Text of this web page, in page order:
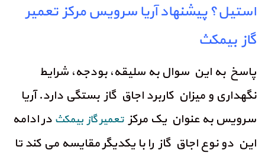
استیل؟ پیشنهاد آریا سرویس مرکز تعمیر
گاز بیمکث
پاسخ به این سوال به سلیقه، بودجه، شرایط
نگهداری و میزان کاربرد اجاق گاز بستگی دارد. آریا
سرویس به عنوان یک مرکزتعمیر گاز بیمکث در ادامه
این دو نوع اجاق گاز را با یکدیگر مقایسه می کند تا